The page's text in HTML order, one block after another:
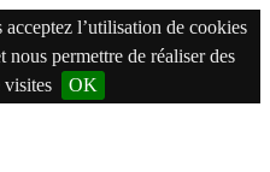
l’utilisation de cookies
permettre de réaliser des
visites
OK